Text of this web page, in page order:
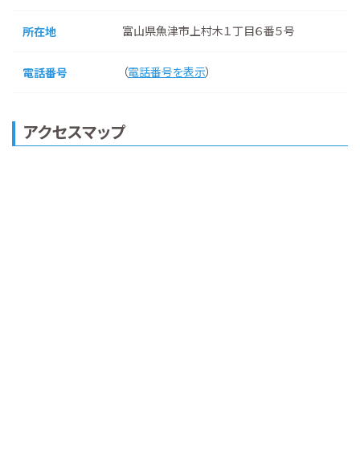
所在地 富山県魚津市上村木１丁目６番５号
電話番号 （電話番号を表示）
アクセスマップ